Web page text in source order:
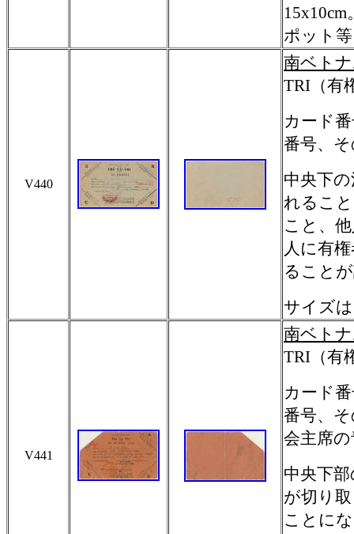
ポット
V440
南ベト
TRI （
カード
番号、
中央下
れるこ
こと、
人に有
ること
サイズ
V441
南ベト
TRI （
カード
番号、
会主席
中央下
が切り
ことに